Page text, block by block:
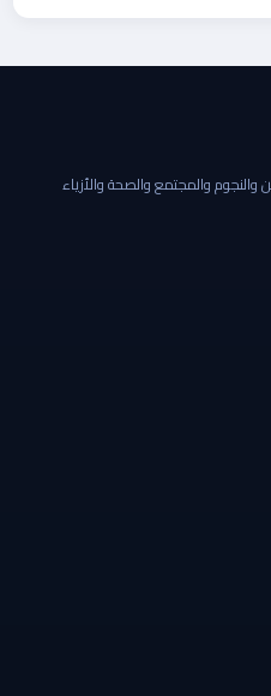
والنجوم والمجتمع والصحة والأزياء